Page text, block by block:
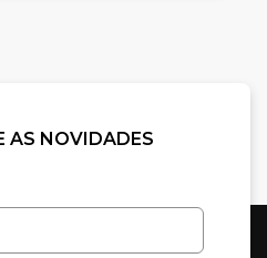
AS NOVIDADES